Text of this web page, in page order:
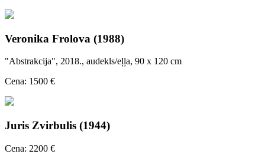
Veronika Frolova (1988)
"Abstrakcija", 2018., audekls/eļļa, 90 x 120 cm
Cena: 1500 €
Juris Zvirbulis (1944)
Cena: 2200 €